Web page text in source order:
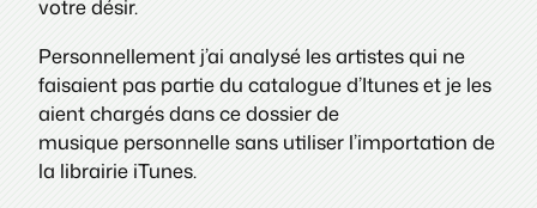
votre désir.
Personnellement j’ai analysé les artistes qui ne
faisaient pas partie du catalogue d’Itunes et je les
aient chargés dans ce dossier de
musique personnelle sans utiliser l’importation de
la librairie iTunes.